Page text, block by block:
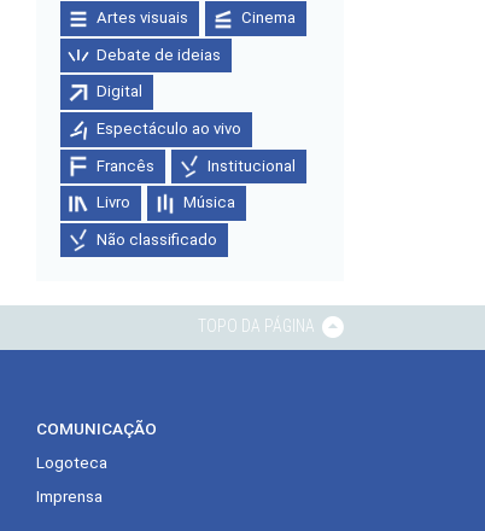
Artes visuais Cinema
Debate de ideias
Digital
Espectáculo ao vivo
Francês Institucional
Livro Música
Não classificado
TOPO DA PÁGINA
COMUNICAÇÃO
Logoteca
Imprensa